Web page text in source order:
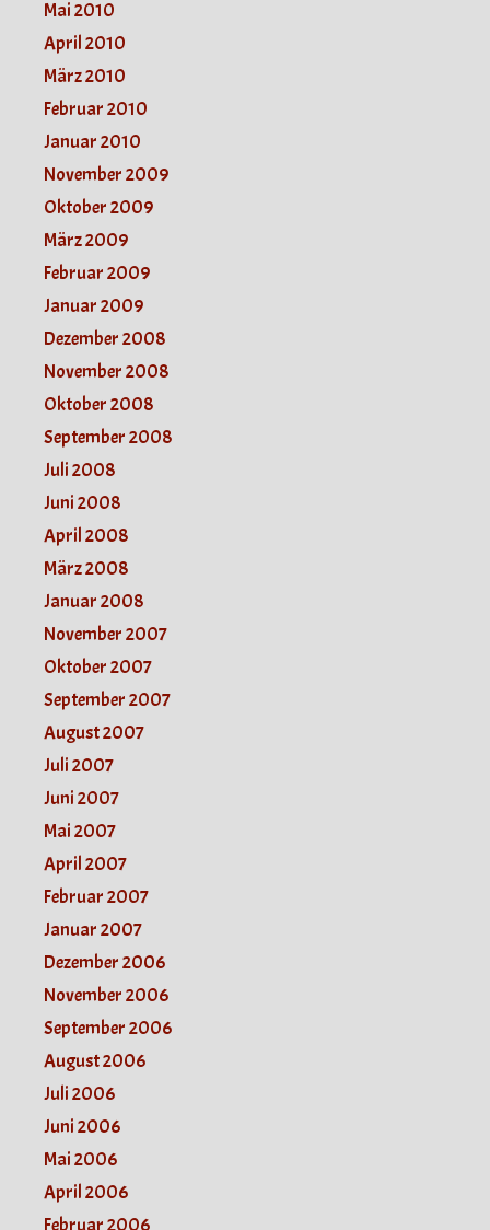
Mai 2010
April 2010
März 2010
Februar 2010
Januar 2010
November 2009
Oktober 2009
März 2009
Februar 2009
Januar 2009
Dezember 2008
November 2008
Oktober 2008
September 2008
Juli 2008
Juni 2008
April 2008
März 2008
Januar 2008
November 2007
Oktober 2007
September 2007
August 2007
Juli 2007
Juni 2007
Mai 2007
April 2007
Februar 2007
Januar 2007
Dezember 2006
November 2006
September 2006
August 2006
Juli 2006
Juni 2006
Mai 2006
April 2006